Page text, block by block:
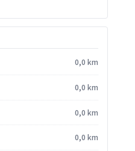
0,0 km
0,0 km
0,0 km
0,0 km